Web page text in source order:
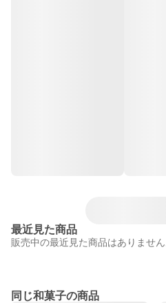
最近見た商品
販売中の最近見た商品はありません
同じ和菓子の商品